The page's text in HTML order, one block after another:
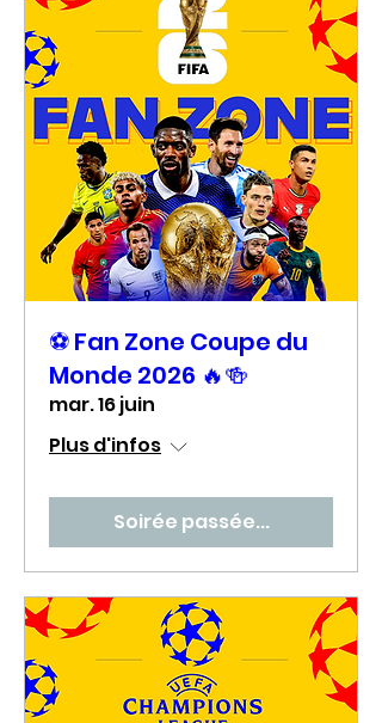
⚽ Fan Zone Coupe du
Monde 2026 🔥🍻
mar. 16 juin
Plus d'infos
Soirée passée...